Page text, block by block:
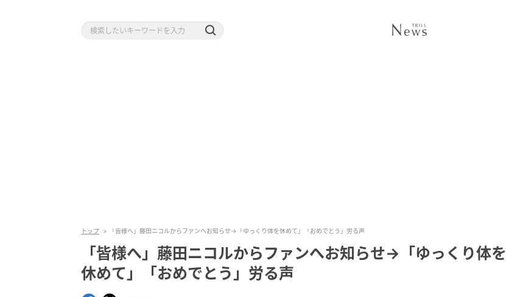
トップ 「皆様へ」藤田ニコルからファンへお知らせ→「ゆっくり体を休めて」「おめでとう」労る声
「皆様へ」藤田ニコルからファンへお知らせ→「ゆっくり体を
休めて」「おめでとう」労る声